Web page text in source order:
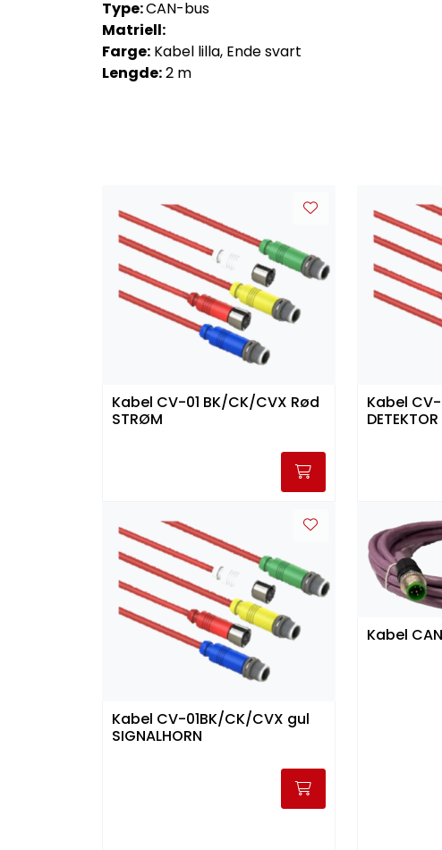
Type:CAN-bus
Matriell:
Farge: Kabel lilla, Ende svart
Lengde:2 m
Kabel CV-01 BK/CK/CVX Rød
STRØM
Kabel
DETEKTOR
Kabel CV-01BK/CK/CVX gul
SIGNALHORN
Kabel